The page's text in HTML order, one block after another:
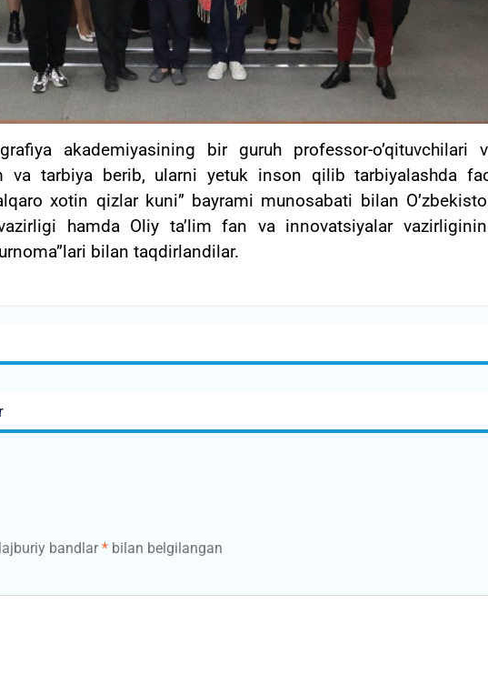
akademiyasining bir guruh professor-o’qituvchilari
va tarbiya berib, ularni yetuk inson qilib tarbiyalashda
xotin qizlar kuni” bayrami munosabati bilan
hamda Oliy ta’lim fan va innovatsiyalar
bilan taqdirlandilar.
bandlar* bilan belgilangan